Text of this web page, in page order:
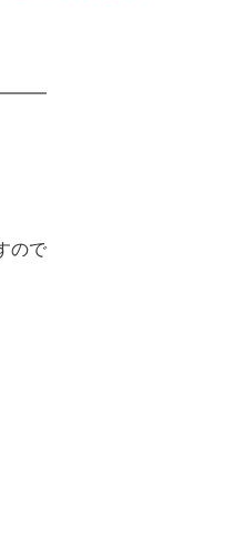
ので